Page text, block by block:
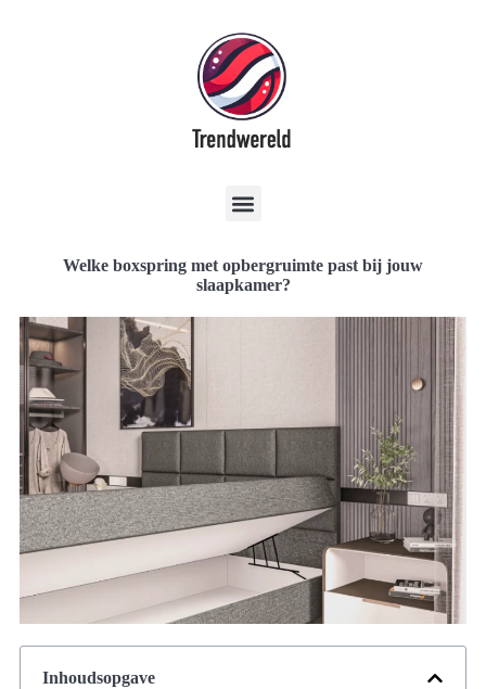
Welke boxspring met opbergruimte past bij jouw
slaapkamer?
Inhoudsopgave